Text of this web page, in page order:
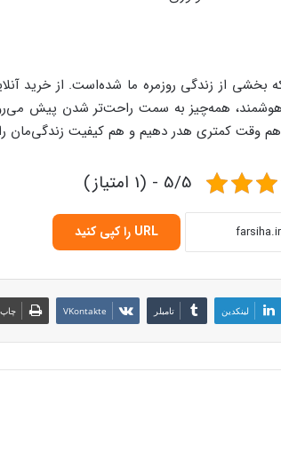
بخشی از زندگی روزمره‌ ما شده‌است. از خرید
هوشمند، همه‌چیز به سمت راحت‌تر شدن پیش
هم وقت کمتری هدر دهیم و هم کیفیت زندگی‌مان را
5/5 - (1 امتیاز)
URL را کپی کنید
لینکدین ‫تامبلر ‫VKontakte چاپ